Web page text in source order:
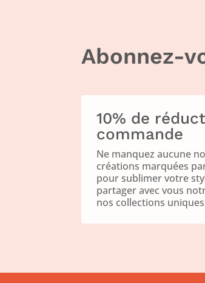
Abonnez-
10% de
commande
Ne manquez aucune
créations marquées
pour sublimer votre
partager avec vous
nos collections